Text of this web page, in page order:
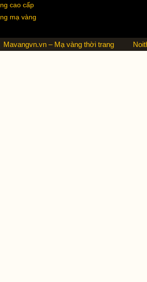
cao cấp
mạ vàng
Mavangvn.vn – Mạ vàng thời trang